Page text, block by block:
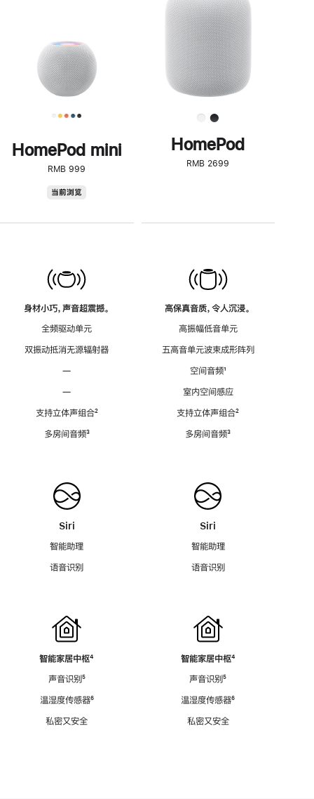
HomePod mini
RMB 999
当前浏览
身材小巧，声音超震撼。
全频驱动单元
双振动抵消无源辐射器
—
—
支持立体声组合脚
²
多房间音频脚
³
Siri
智能助理
语音识别
智能家居中枢脚
⁴
声音识别脚
⁵
温湿度传感器脚
⁶
私密又安全
了
解
HomePod<
HomePod
RMB 2699
高保真音质，令人沉浸。
高振幅低音单元
五高音单元波束成形阵列
空间音频脚
¹
室内空间感应
支持立体声组合脚
²
多房间音频脚
³
Siri
智能助理
语音识别
智能家居中枢脚
⁴
声音识别脚
⁵
温湿度传感器脚
⁶
私密又安全